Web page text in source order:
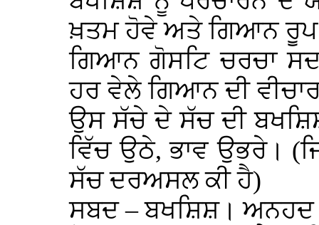
ਖ਼ਤਮ ਹੋਵੇ ਅਤੇ ਗਿਆਨ ਰੂਪ
ਗਿਆਨ ਗੋਸਟਿ ਚਰਚਾ
ਹਰ ਵੇਲੇ ਗਿਆਨ ਦੀ
ਉਸ ਸੱਚੇ ਦੇ ਸੱਚ ਦੀ
ਵਿੱਚ ਉਠੇ, ਭਾਵ ਉਭਰੇ।
ਸੱਚ ਦਰਅਸਲ ਕੀ ਹੈ)
ਸਬਦ – ਬਖਸ਼ਿਸ਼।